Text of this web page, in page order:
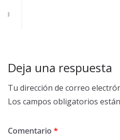
Deja una respuesta
Tu dirección de correo
Los campos obligatorios
Comentario *